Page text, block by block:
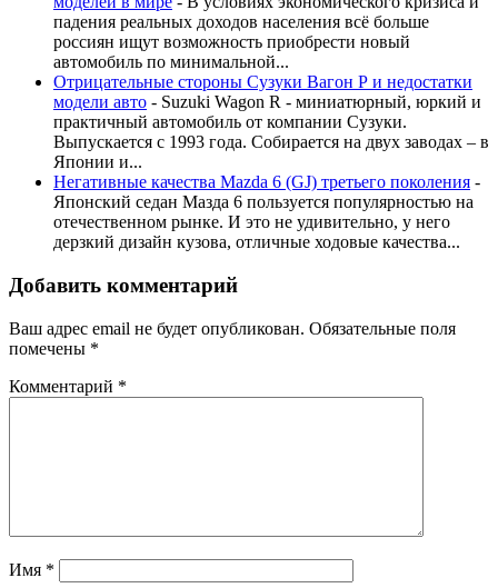
падения реальных доходов населения всё больше
россиян ищут возможность приобрести новый
автомобиль по минимальной...
Отрицательные стороны Сузуки Вагон Р и недостатки
модели авто - Suzuki Wagon R - миниатюрный, юркий и
практичный автомобиль от компании Сузуки.
Выпускается с 1993 года. Собирается на двух заводах – в
Японии и...
Негативные качества Mazda 6 (GJ) третьего поколения -
Японский седан Мазда 6 пользуется популярностью на
отечественном рынке. И это не удивительно, у него
дерзкий дизайн кузова, отличные ходовые качества...
Добавить комментарий
Ваш адрес email не будет опубликован. Обязательные поля
помечены *
Комментарий *
Имя *